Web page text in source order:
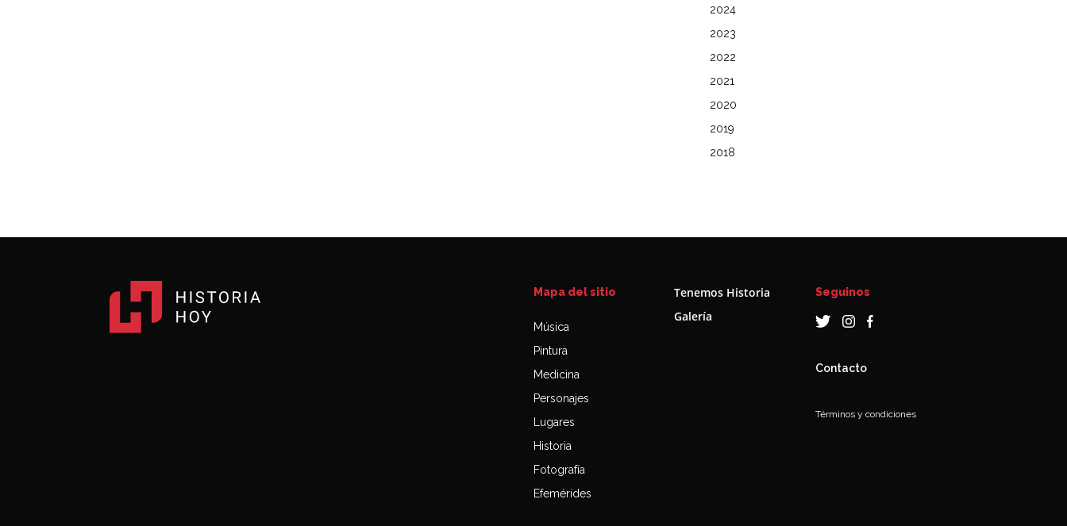
2024
2023
2022
2021
2020
2019
2018
Mapa del sitio
Música
Pintura
Medicina
Personajes
Lugares
Historia
Fotografía
Efemérides
Tenemos Historia
Galería
Seguinos
Contacto
Términos y condiciones